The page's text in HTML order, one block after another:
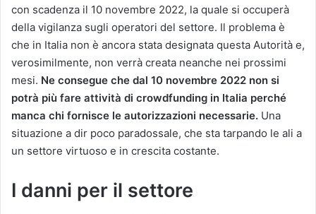
con scadenza il 10 novembre 2022, la quale si occuperà
della vigilanza sugli operatori del settore. Il problema è
che in Italia non è ancora stata designata questa Autorità e,
verosimilmente, non verrà creata neanche nei prossimi
mesi. Ne consegue che dal 10 novembre 2022 non si
potrà più fare attività di crowdfunding in Italia perché
manca chi fornisce le autorizzazioni necessarie. Una
situazione a dir poco paradossale, che sta tarpando le ali a
un settore virtuoso e in crescita costante.
I danni per il settore